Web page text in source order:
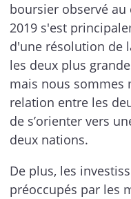
boursier observé
2019 s'est
d'une résolution de
les deux plus
mais nous sommes
relation entre les
de s’orienter vers
deux nations.
De plus, les
préoccupés par les